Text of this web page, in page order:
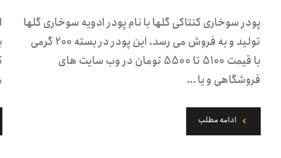
پودر سوخاری کنتاکی گلها با نام پودر ادویه سوخاری گلها
تولید و به فروش می رسد. این پودر در بسته 200 گرمی
با قیمت 5100 تا 5500 تومان در وب سایت های
فروشگاهی و یا ...
ادامه مطلب